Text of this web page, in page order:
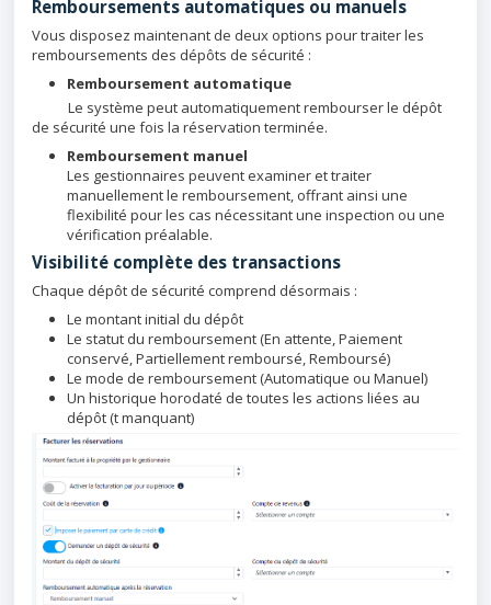
Remboursements automatiques ou manuels
Vous disposez maintenant de deux options pour traiter les
remboursements des dépôts de sécurité :
Remboursement automatique
Le système peut automatiquement rembourser le dépôt
de sécurité une fois la réservation terminée.
Remboursement manuel
Les gestionnaires peuvent examiner et traiter
manuellement le remboursement, offrant ainsi une
flexibilité pour les cas nécessitant une inspection ou une
vérification préalable.
Visibilité complète des transactions
Chaque dépôt de sécurité comprend désormais :
Le montant initial du dépôt
Le statut du remboursement (En attente,Paiement
conservé, Partiellement remboursé, Remboursé)
Le mode de remboursement (Automatique ou Manuel)
Un historique horodaté de toutes les actions liées au
dépôt (t manquant)